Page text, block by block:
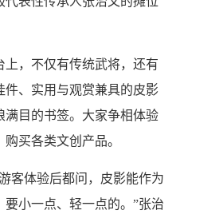
，不仅有传统武将，还有
件、实用与观赏兼具的皮影
满目的书签。大家争相体验
买各类文创产品。
体验后都问，皮影能作为
要小一点、轻一点的。”张治